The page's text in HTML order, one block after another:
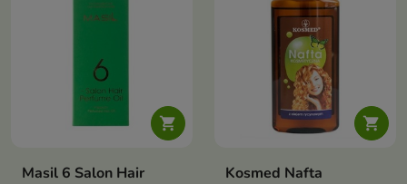

Masil 6 Salon Hair

Kosmed Nafta